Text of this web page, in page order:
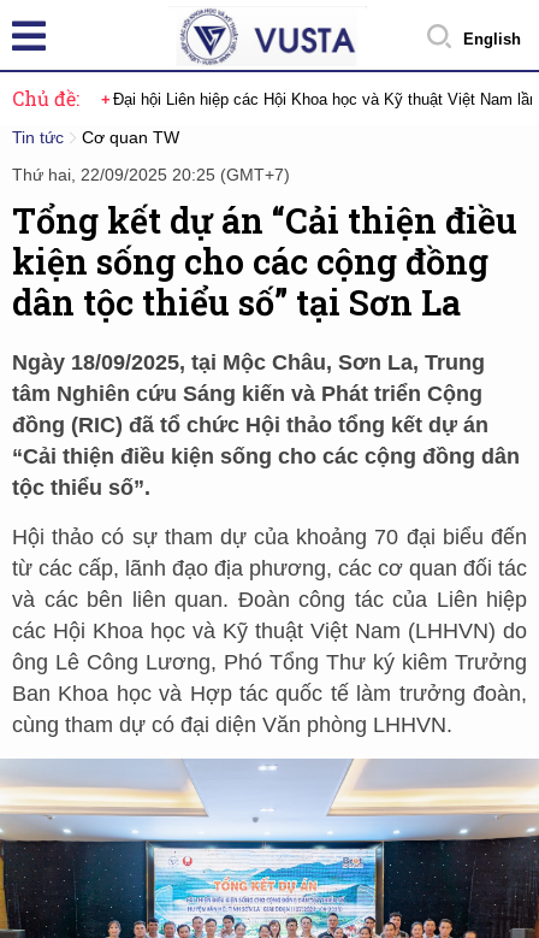
English
Chủ đề: Đại hội Liên hiệp các Hội Khoa học và Kỹ thuật Việt Nam
Tin tức
Cơ quan TW
Thứ hai, 22/09/2025 20:25 (GMT+7)
Tổng kết dự án “Cải thiện điều
kiện sống cho các cộng đồng
dân tộc thiểu số” tại Sơn La
Ngày 18/09/2025, tại Mộc Châu, Sơn La, Trung
tâm Nghiên cứu Sáng kiến và Phát triển Cộng
đồng (RIC) đã tổ chức Hội thảo tổng kết dự án
“Cải thiện điều kiện sống cho các cộng đồng dân
tộc thiểu số”.
Hội thảo có sự tham dự của khoảng 70 đại biểu đến
từ các cấp, lãnh đạo địa phương, các cơ quan đối tác
và các bên liên quan. Đoàn công tác của Liên hiệp
các Hội Khoa học và Kỹ thuật Việt Nam (LHHVN) do
ông Lê Công Lương, Phó Tổng Thư ký kiêm Trưởng
Ban Khoa học và Hợp tác quốc tế làm trưởng đoàn,
cùng tham dự có đại diện Văn phòng LHHVN.